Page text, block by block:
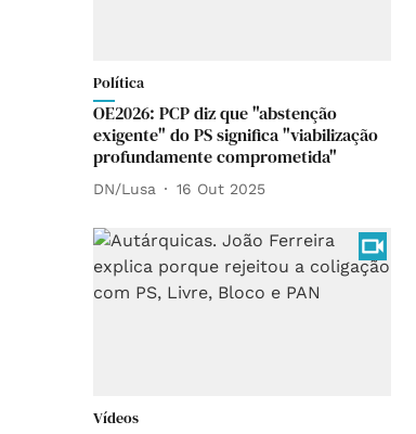
Política
OE2026: PCP diz que "abstenção
exigente" do PS significa "viabilização
profundamente comprometida"
DN/Lusa 16 Out 2025
Vídeos